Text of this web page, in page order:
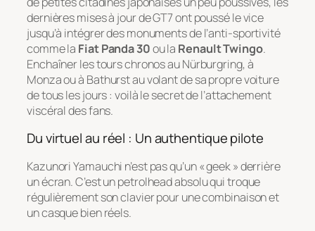
dernières mises à jour de GT7 ont poussé le vice
jusqu’à intégrer des monuments de l’anti-sportivité
comme la Fiat Panda 30ou la Renault Twingo.
Enchaîner les tours chronos au Nürburgring, à
Monza ou à Bathurst au volant de sa propre voiture
de tous les jours : voilà le secret de l’attachement
viscéral des fans.
Du virtuel au réel : Un authentique pilote
Kazunori Yamauchi n’est pas qu’un « geek » derrière
un écran. C’est unpetrolheadabsolu qui troque
régulièrement son clavier pour une combinaison et
un casque bien réels.